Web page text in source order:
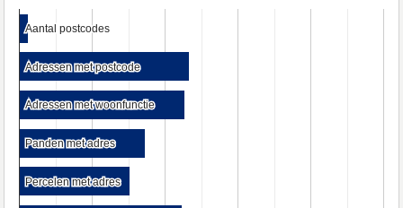
Aantal postcodes
Aantal postcodes
Adressen met postcode
Adressen met postcode
Adressen met woonfunctie
Adressen met woonfunctie
Panden met adres
Panden met adres
Percelen met adres
Percelen met adres